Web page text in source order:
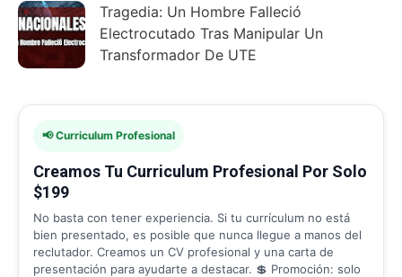
Tragedia: Un Hombre Falleció
Electrocutado Tras Manipular Un
Transformador De UTE
📢 Curriculum Profesional
Creamos Tu Curriculum Profesional Por Solo
$199
No basta con tener experiencia. Si tu currículum no está
bien presentado, es posible que nunca llegue a manos del
reclutador. Creamos un CV profesional y una carta de
presentación para ayudarte a destacar. 💲 Promoción: solo